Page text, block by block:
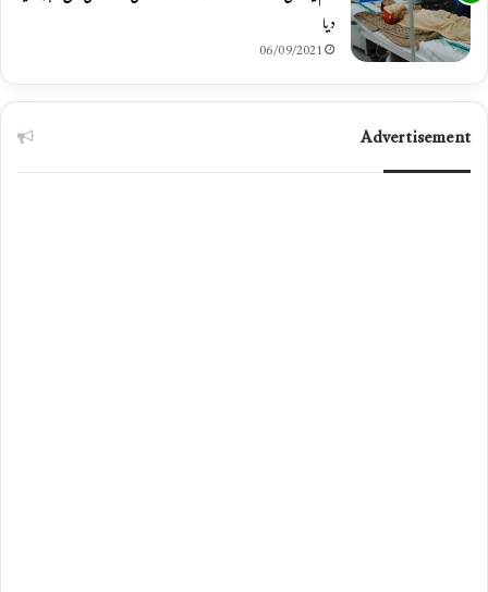
دیا
06/09/2021
Advertisement